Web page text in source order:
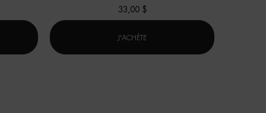
33,00 $
J'ACHÈTESTICK DEO PURE